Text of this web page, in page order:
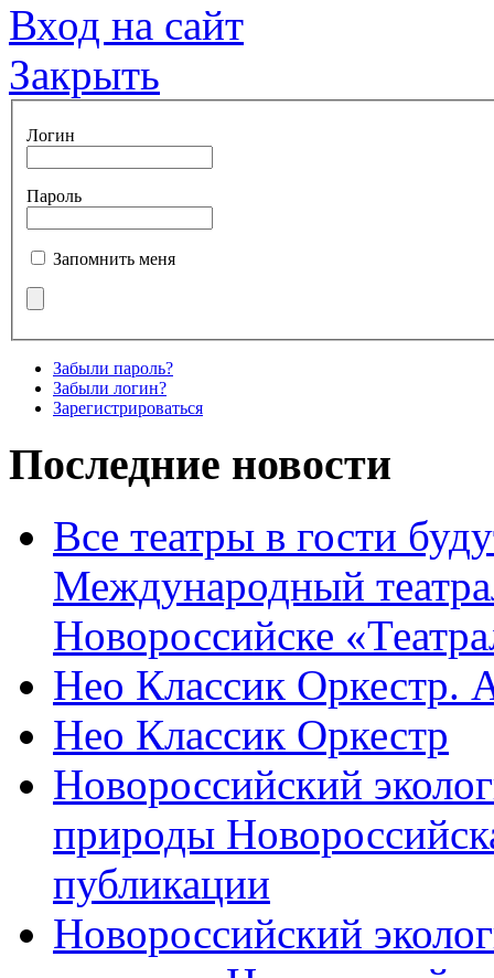
Вход на сайт
Закрыть
Логин
Пароль
Запомнить меня
Забыли пароль?
Забыли логин?
Зарегистрироваться
Последние новости
Все театры в гости
Международный
Новороссийске
Нео Классик Оркестр.
Нео Классик Оркестр
Новороссийский
природы
публикации
Новороссийский